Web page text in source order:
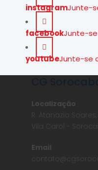
instagramJunte-
facebookJunte-
youtubeJunte-se
Localização
R. Atanazio Soares,
Vila Carol -
Email